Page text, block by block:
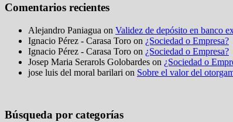
Comentarios recientes
Alejandro Paniagua on Validez de depósito en banco
Ignacio Pérez - Carasa Toro on ¿Sociedad o Empresa?
Ignacio Pérez - Carasa Toro on ¿Sociedad o Empresa?
Josep Maria Serarols Golobardes on ¿Sociedad o
jose luis del moral barilari on Sobre el valor del
Búsqueda por categorías